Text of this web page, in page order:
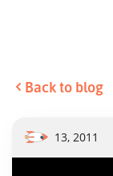
Back to blog
13, 2011